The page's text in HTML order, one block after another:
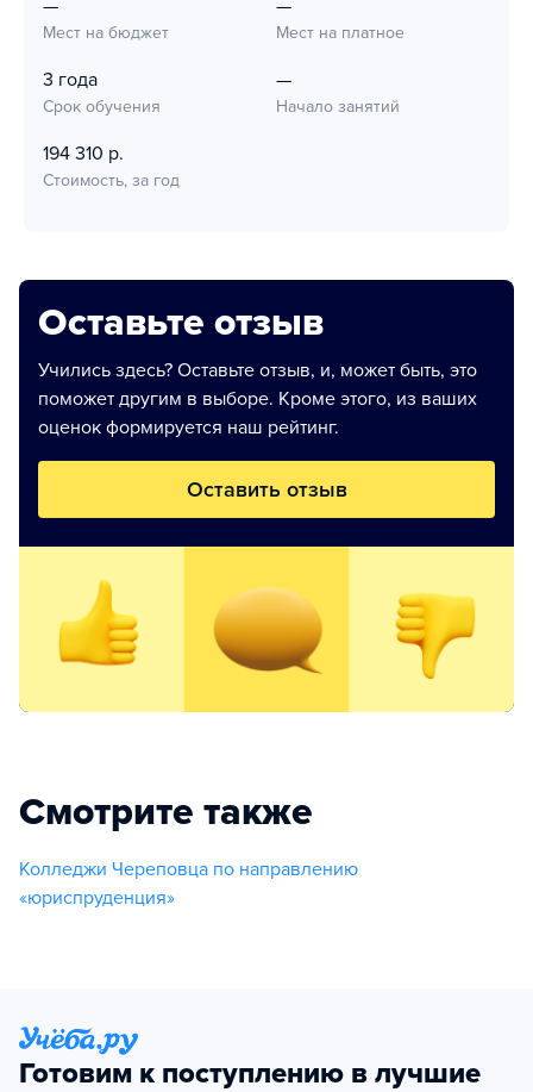
—
Мест на бюджет
—
Мест на платное
3 года
Срок обучения
—
Начало занятий
194 310 р.
Стоимость, за год
Оставьте отзыв
Учились здесь? Оставьте отзыв, и, может быть, это
поможет другим в выборе. Кроме этого, из ваших
оценок формируется наш рейтинг.
Оставить отзыв
Смотрите также
Колледжи Череповца по направлению
«юриспруденция»
Готовим к поступлению в лучшие